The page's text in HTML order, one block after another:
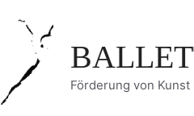
Förderung von